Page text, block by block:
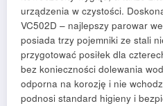
urządzenia w czystości.
VC502D – najlepszy parowar
posiada trzy pojemniki ze stali
przygotować posiłek dla
bez konieczności dolewania
odporna na korozję i nie
podnosi standard higieny i